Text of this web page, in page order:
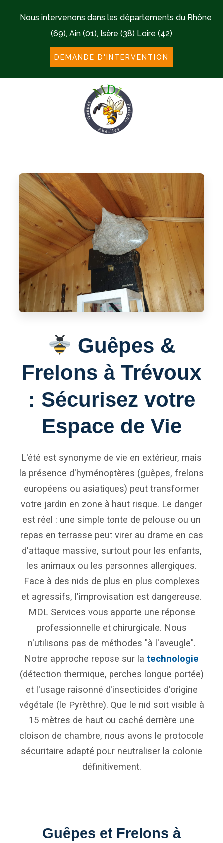
Nous intervenons dans les départements du Rhône
(69), Ain (01), Isère (38) Loire (42)
DEMANDE D'INTERVENTION
Guêpes &
Frelons à Trévoux
: Sécurisez votre
Espace de Vie
L'été est synonyme de vie en extérieur, mais
la présence d'hyménoptères (guêpes, frelons
européens ou asiatiques) peut transformer
votre jardin en zone à haut risque. Le danger
est réel : une simple tonte de pelouse ou un
repas en terrasse peut virer au drame en cas
d'attaque massive, surtout pour les enfants,
les animaux ou les personnes allergiques.
Face à des nids de plus en plus complexes
et agressifs, l'improvisation est dangereuse.
MDL Services vous apporte une réponse
professionnelle et chirurgicale. Nous
n'utilisons pas de méthodes "à l'aveugle".
Notre approche repose sur la technologie
(détection thermique, perches longue portée)
et l'usage raisonné d'insecticides d'origine
végétale (le Pyrèthre). Que le nid soit visible à
15 mètres de haut ou caché derrière une
cloison de chambre, nous avons le protocole
sécuritaire adapté pour neutraliser la colonie
définitivement.
Guêpes et Frelons à